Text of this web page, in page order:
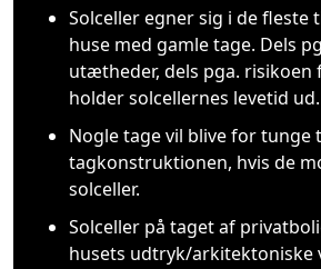
Solceller egner sig i de
huse med gamle tage. Dels
utætheder, dels pga. risikoen
holder solcellernes levetid ud.
Nogle tage vil blive for tunge
tagkonstruktionen, hvis de
solceller.
Solceller på taget af
husets udtryk/arkitektoniske